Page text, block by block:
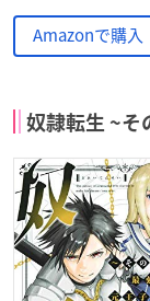
Amazonで購入
奴隷転生 ~そ